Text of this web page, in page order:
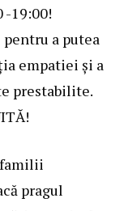
-19:00!
a putea
empatiei și a
prestabilite.
pragul